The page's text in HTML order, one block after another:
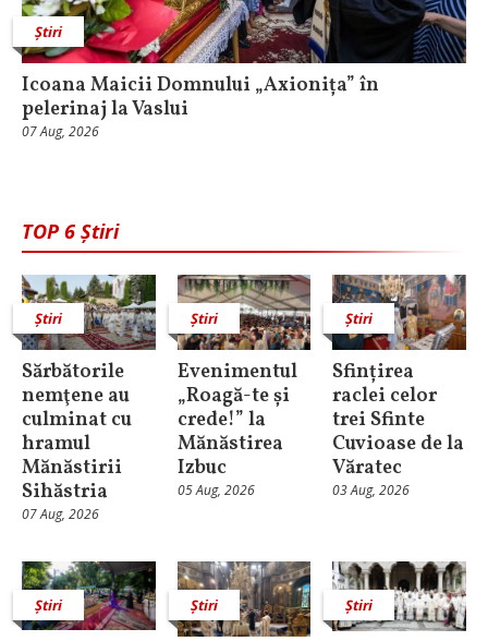
Știri
Icoana Maicii Domnului „Axionița” în
pelerinaj la Vaslui
07 Aug, 2026
TOP 6 Știri
Știri
Sărbătorile
nemţene au
culminat cu
hramul
Mănăstirii
Sihăstria
07 Aug, 2026
Știri
Evenimentul
„Roagă-te și
crede!” la
Mănăstirea
Izbuc
05 Aug, 2026
Știri
Sfințirea
raclei celor
trei Sfinte
Cuvioase de la
Văratec
03 Aug, 2026
Știri Știri Știri